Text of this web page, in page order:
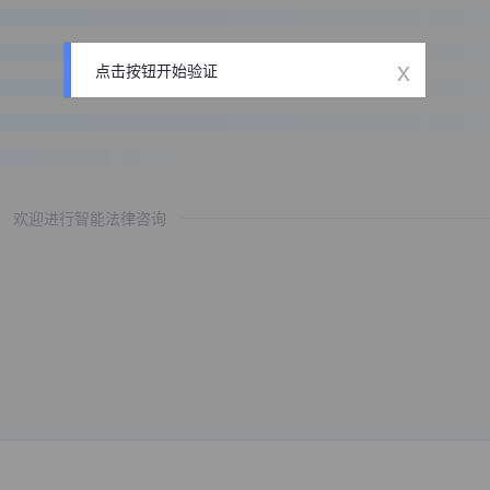
欢迎进行智能法律咨询
点击按钮开始验证 x